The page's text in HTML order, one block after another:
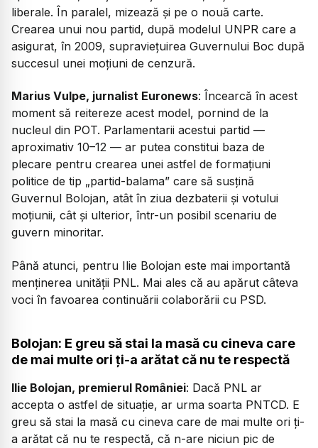
liberale. În paralel, mizează și pe o nouă carte.
Crearea unui nou partid, după modelul UNPR care a
asigurat, în 2009, supraviețuirea Guvernului Boc după
succesul unei moțiuni de cenzură.
Marius Vulpe, jurnalist Euronews: Încearcă în acest
moment să reitereze acest model, pornind de la
nucleul din POT. Parlamentarii acestui partid —
aproximativ 10–12 — ar putea constitui baza de
plecare pentru crearea unei astfel de formațiuni
politice de tip „partid-balama” care să susțină
Guvernul Bolojan, atât în ziua dezbaterii și votului
moțiunii, cât și ulterior, într-un posibil scenariu de
guvern minoritar.
Până atunci, pentru Ilie Bolojan este mai importantă
menținerea unității PNL. Mai ales că au apărut câteva
voci în favoarea continuării colaborării cu PSD.
Bolojan: E greu să stai la masă cu cineva care
de mai multe ori ți-a arătat că nu te respectă
Ilie Bolojan, premierul României: Dacă PNL ar
accepta o astfel de situație, ar urma soarta PNTCD. E
greu să stai la masă cu cineva care de mai multe ori ți-
a arătat că nu te respectă, că n-are niciun pic de